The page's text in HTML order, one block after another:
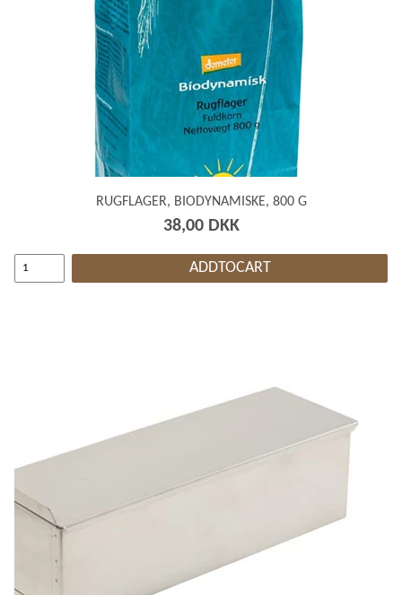
RUGFLAGER, BIODYNAMISKE, 800 G
38,00 DKK
ADDTOCART